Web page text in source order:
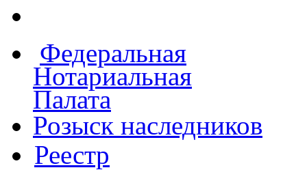
Федеральная
Нотариальная
Палата
Розыск наследников
Реестр